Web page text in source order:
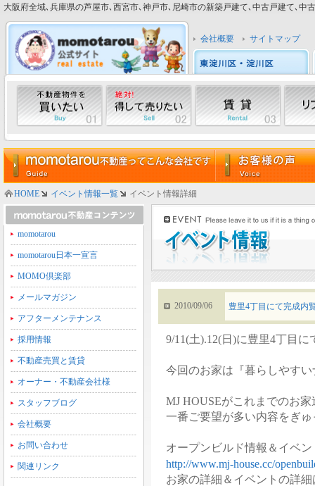
大阪府全域､兵庫県の芦屋市､西宮市､神戸市､尼崎市の新築戸建て､中古戸建て､中
会社概要 サイトマップ
HOME イベント情報一覧 イベント情報詳細
momotarou
momotarou日本一宣言
MOMO倶楽部
メールマガジン
アフターメンテナンス
採用情報
不動産売買と賃貸
オーナー・不動産会社様
スタッフブログ
会社概要
お問い合わせ
関連リンク
2010/09/06 豊里4丁目にて完成内
9/11(土).12(日)に豊里4丁目
今回のお家は『暮らしやす
MJ HOUSEがこれまでのお
一番ご要望が多い内容をぎ
オープンビルド情報＆イベ
http://www.mj-house.cc/
お家の詳細＆イベントの詳